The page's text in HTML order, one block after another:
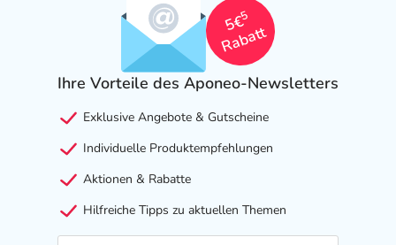
5€
5
Rabatt
Ihre Vorteile des Aponeo-Newsletters
Exklusive Angebote & Gutscheine
Individuelle Produktempfehlungen
Aktionen & Rabatte
Hilfreiche Tipps zu aktuellen Themen